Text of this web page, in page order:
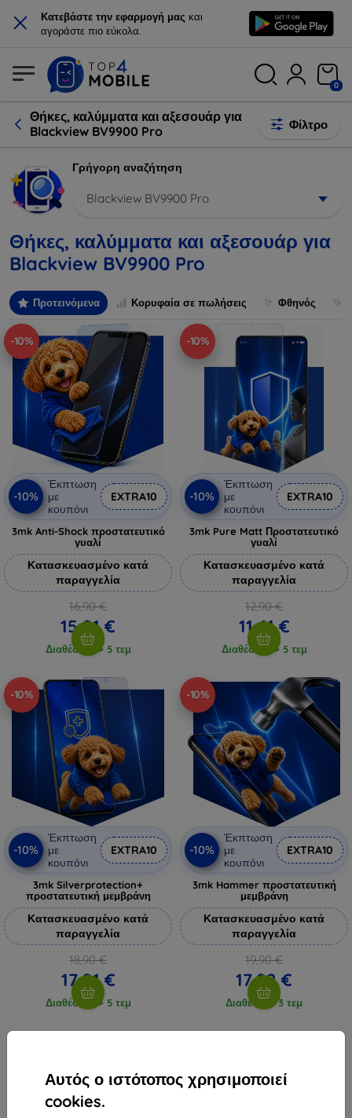
× Κατεβάστε την εφαρμογή μας και
αγοράστε πιο εύκολα.
Αυτός ο ιστότοπος χρησιμοποιεί
cookies.
0
Θήκες, καλύμματα και αξεσουάρ για
Blackview BV9900 Pro
Φίλτρο
Γρήγορη αναζήτηση
Blackview BV9900 Pro
Θήκες, καλύμματα και αξεσουάρ για
Blackview BV9900 Pro
Προτεινόμενα Κορυφαία σε πωλήσεις Φθηνός
-10%
-10%
Έκπτωση
με
κουπόνι
EXTRA10
3mk Anti-Shock προστατευτικό
γυαλί
Κατασκευασμένο κατά
παραγγελία
16,90 €
15,21 €
Διαθέσιμο > 5 τεμ
-10%
-10%
Έκπτωση
με
κουπόνι
EXTRA10
3mk Pure Matt Προστατευτικό
γυαλί
Κατασκευασμένο κατά
παραγγελία
12,90 €
11,61 €
Διαθέσιμο > 5 τεμ
-10%
-10%
Έκπτωση
με
κουπόνι
EXTRA10
3mk Silverprotection+
προστατευτική μεμβράνη
Κατασκευασμένο κατά
παραγγελία
18,90 €
17,01 €
Διαθέσιμο > 5 τεμ
-10%
-10%
Έκπτωση
με
κουπόνι
EXTRA10
3mk Hammer προστατευτική
μεμβράνη
Κατασκευασμένο κατά
παραγγελία
19,90 €
17,92 €
Διαθέσιμο 3 τεμ